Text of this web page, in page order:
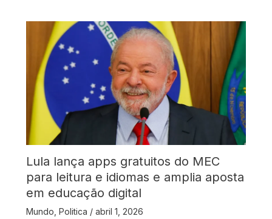
Lula lança apps gratuitos do MEC
para leitura e idiomas e amplia aposta
em educação digital
Mundo Politica / abril 1, 2026